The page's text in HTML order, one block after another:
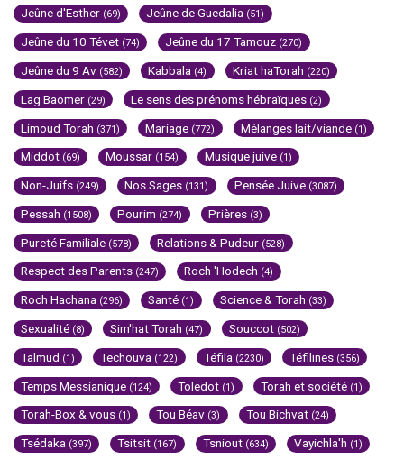
Jeûne d'Esther (69) Jeûne de Guedalia (51)
Jeûne du 10 Tévet (74) Jeûne du 17 Tamouz (270)
Jeûne du 9 Av (582) Kabbala (4) Kriat haTorah (220)
Lag Baomer (29) Le sens des prénoms hébraïques (2)
Limoud Torah (371) Mariage (772) Mélanges lait/viande (1)
Middot (69) Moussar (154) Musique juive (1)
Non-Juifs (249) Nos Sages (131) Pensée Juive (3087)
Pessah (1508) Pourim (274) Prières (3)
Pureté Familiale (578) Relations & Pudeur (528)
Respect des Parents (247) Roch 'Hodech (4)
Roch Hachana (296) Santé (1) Science & Torah (33)
Sexualité (8) Sim'hat Torah (47) Souccot (502)
Talmud (1) Techouva (122) Téfila (2230) Téfilines (356)
Temps Messianique (124) Toledot (1) Torah et société (1)
Torah-Box & vous (1) Tou Béav (3) Tou Bichvat (24)
Tsédaka (397) Tsitsit (167) Tsniout (634) Vayichla'h (1)